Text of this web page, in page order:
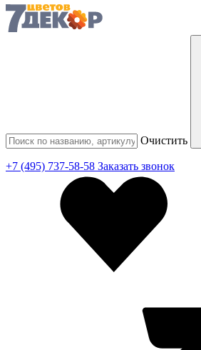
Очистить
+7 (495) 737-58-58 Заказать звонок